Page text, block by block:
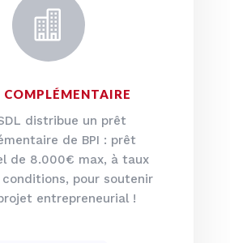

COMPLÉMENTAIRE
distribue un prêt
de BPI : prêt
de 8.000€ max, à taux
conditions, pour soutenir
entrepreneurial !